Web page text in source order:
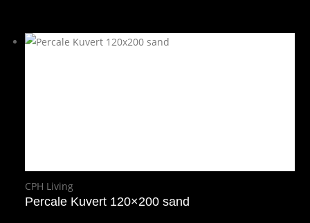
CPH Living
Percale Kuvert 120×200 sand